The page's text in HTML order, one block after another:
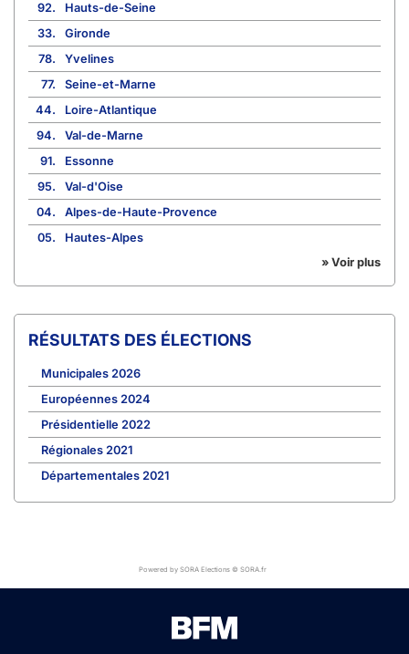
92.
Hauts-de-Seine
33.
Gironde
78.
Yvelines
77.
Seine-et-Marne
44.
Loire-Atlantique
94.
Val-de-Marne
91.
Essonne
95.
Val-d'Oise
04.
Alpes-de-Haute-Provence
05.
Hautes-Alpes
» Voir plus
RÉSULTATS DES ÉLECTIONS
Municipales 2026
Européennes 2024
Présidentielle 2022
Régionales 2021
Départementales 2021
Powered by SORA Elections © SORA.fr